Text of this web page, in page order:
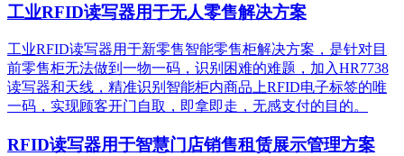
工业RFID读写器用于无人零售解决方案
工业RFID读写器用于新零售智能零售柜解决方案，是针对目
前零售柜无法做到一物一码，识别困难的难题，加入HR7738
读写器和天线，精准识别​智能柜内商品上RFID电子标签的唯
一码，实现顾客开门自取，即拿即走，无感支付的目的。
RFID读写器用于智慧门店销售租赁展示管理方案